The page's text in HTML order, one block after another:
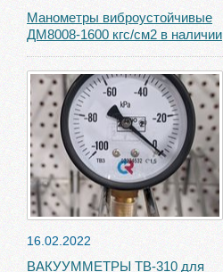
Манометры виброустойчивые
ДМ8008-1600 кгс/см2 в наличии
16.02.2022
ВАКУУММЕТРЫ ТВ-310 для